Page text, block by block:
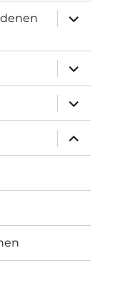
öffnen
öffnen
öffnen
öffnen